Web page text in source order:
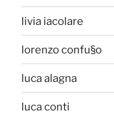
livia iacolare
lorenzo confu§o
luca alagna
luca conti